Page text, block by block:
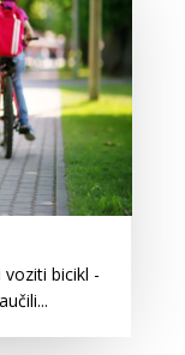
bicikl -